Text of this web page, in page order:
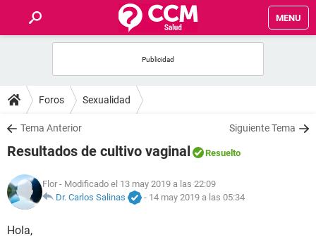
MENU
FOROS
SALUD
NUTRICIÓN
BIENESTAR
Foros Sexualidad
Tema Anterior Siguiente Tema
Resultados de cultivo vaginal Resuelto
Flor - Modificado el 13 may 2019 a las 22:09
Dr. Carlos Salinas
- 14 may 2019 a las 05:34
Hola,